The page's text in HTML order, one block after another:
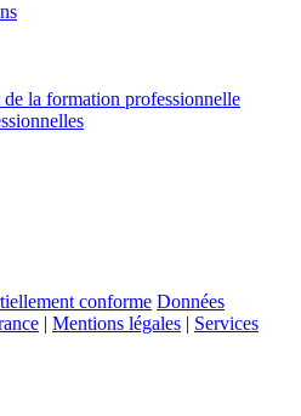
la formation professionnelle
conforme Données
| Mentions légales | Services